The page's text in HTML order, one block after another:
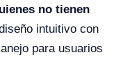
no tienen
intuitivo con
para usuarios